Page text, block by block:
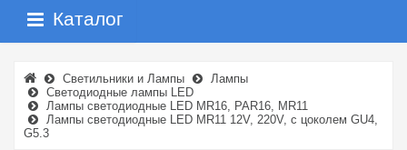
Каталог
Светильники и Лампы
Лампы
Светодиодные лампы LED
Лампы светодиодные LED MR16, PAR16, MR11
Лампы светодиодные LED MR11 12V, 220V, с цоколем GU4,
G5.3